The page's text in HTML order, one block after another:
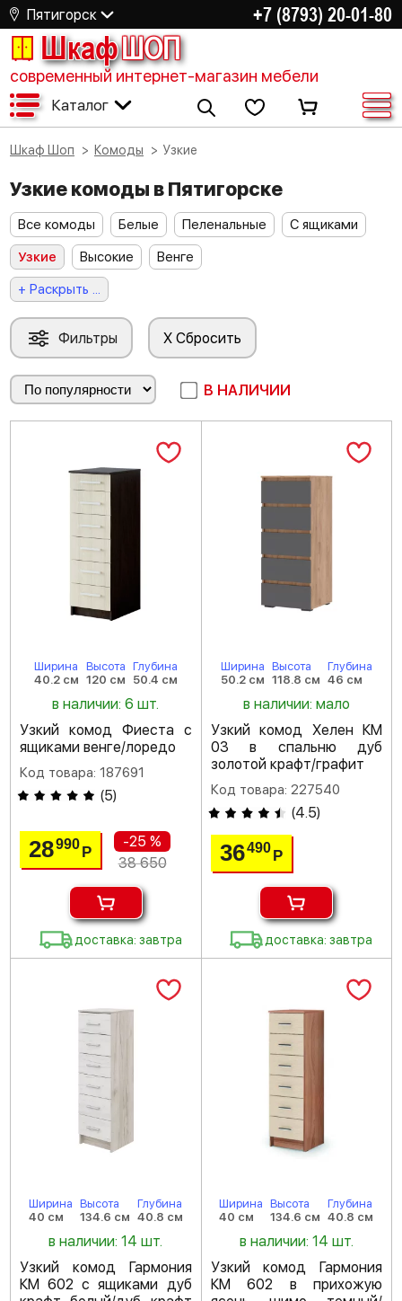
Пятигорск +7 (8793) 20-01-80
ШкафШОП
современный интернет-магазин мебели
Каталог
Шкаф Шоп Комоды Узкие
Узкие комоды в Пятигорске
Все комоды Белые Пеленальные
С ящиками
Узкие
Высокие
Венге
+ Раскрыть ...
Фильтры X Сбросить
В НАЛИЧИИ
Ширина
40.2 см
Высота
120 см
Глубина
50.4 см
в наличии: 6 шт.
Узкий комод Фиеста с
ящиками венге/лоредо
Код товара: 187691
(5)
28990Р
-25 %
38 650
доставка: завтра
Ширина
50.2 см
Высота
118.8 см
Глубина
46 см
в наличии: мало
Узкий комод Хелен КМ
03 в спальню дуб
золотой крафт/графит
Код товара: 227540
(4.5)
36490 Р
доставка: завтра
Ширина
40 см
Высота
134.6 см
Глубина
40.8 см
в наличии: 14 шт.
Узкий комод Гармония
КМ 602 с ящиками дуб
Ширина
40 см
Высота
134.6 см
Глубина
40.8 см
в наличии: 14 шт.
Узкий комод Гармония
КМ 602 в прихожую